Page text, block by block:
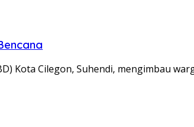
Kota Cilegon, Suhendi, mengimbau